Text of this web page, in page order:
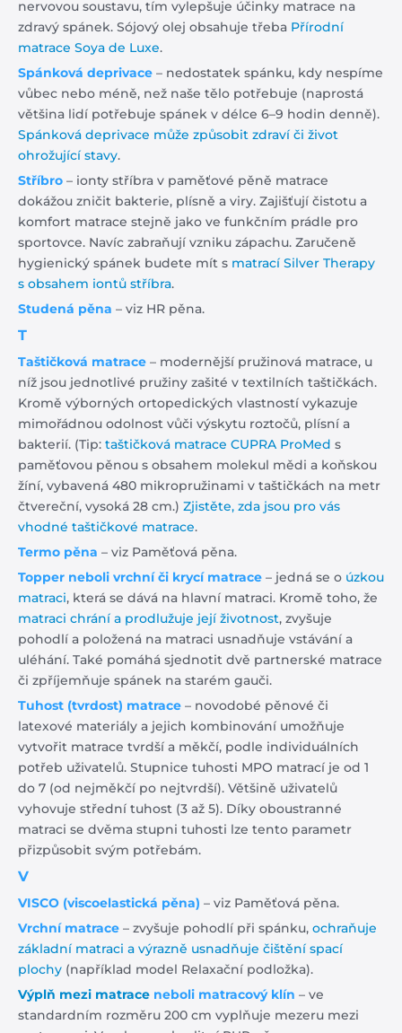
nervovou soustavu, tím vylepšuje účinky matrace na
zdravý spánek. Sójový olej obsahuje třeba Přírodní
matrace Soya de Luxe.
Spánková deprivace – nedostatek spánku, kdy nespíme
vůbec nebo méně, než naše tělo potřebuje (naprostá
většina lidí potřebuje spánek v délce 6–9 hodin denně).
Spánková deprivace může způsobit zdraví či život
ohrožující stavy.
Stříbro – ionty stříbra v paměťové pěně matrace
dokážou zničit bakterie, plísně a viry. Zajišťují čistotu a
komfort matrace stejně jako ve funkčním prádle pro
sportovce. Navíc zabraňují vzniku zápachu. Zaručeně
hygienický spánek budete mít s matrací Silver Therapy
s obsahem iontů stříbra.
Studená pěna – viz HR pěna.
T
Taštičková matrace – modernější pružinová matrace, u
níž jsou jednotlivé pružiny zašité v textilních taštičkách.
Kromě výborných ortopedických vlastností vykazuje
mimořádnou odolnost vůči výskytu roztočů, plísní a
bakterií. (Tip: taštičková matrace CUPRA ProMed s
paměťovou pěnou s obsahem molekul mědi a koňskou
žíní, vybavená 480 mikropružinami v taštičkách na metr
čtvereční, vysoká 28 cm.) Zjistěte, zda jsou pro vás
vhodné taštičkové matrace.
Termo pěna – viz Paměťová pěna.
Topper neboli vrchní či krycí matrace – jedná se o úzkou
matraci, která se dává na hlavní matraci. Kromě toho, že
matraci chrání a prodlužuje její životnost, zvyšuje
pohodlí a položená na matraci usnadňuje vstávání a
uléhání. Také pomáhá sjednotit dvě partnerské matrace
či zpříjemňuje spánek na starém gauči.
Tuhost (tvrdost) matrace – novodobé pěnové či
latexové materiály a jejich kombinování umožňuje
vytvořit matrace tvrdší a měkčí, podle individuálních
potřeb uživatelů. Stupnice tuhosti MPO matrací je od 1
do 7 (od nejměkčí po nejtvrdší). Většině uživatelů
vyhovuje střední tuhost (3 až 5). Díky oboustranné
matraci se dvěma stupni tuhosti lze tento parametr
přizpůsobit svým potřebám.
V
VISCO (viscoelastická pěna) – viz Paměťová pěna.
Vrchní matrace – zvyšuje pohodlí při spánku, ochraňuje
základní matraci a výrazně usnadňuje čištění spací
plochy (například model Relaxační podložka).
Výplň mezi matrace neboli matracový klín – ve
standardním rozměru 200 cm vyplňuje mezeru mezi